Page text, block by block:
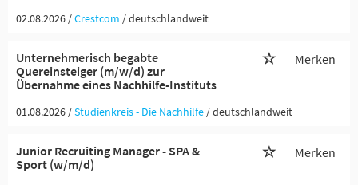
02.08.2026 /Crestcom / deutschlandweit
Unternehmerisch begabte
Quereinsteiger (m/w/d) zur
Übernahme eines Nachhilfe-Instituts
Merken
01.08.2026 /Studienkreis - Die Nachhilfe / deutschlandweit
Junior Recruiting Manager - SPA &
Sport (w/m/d)
Merken